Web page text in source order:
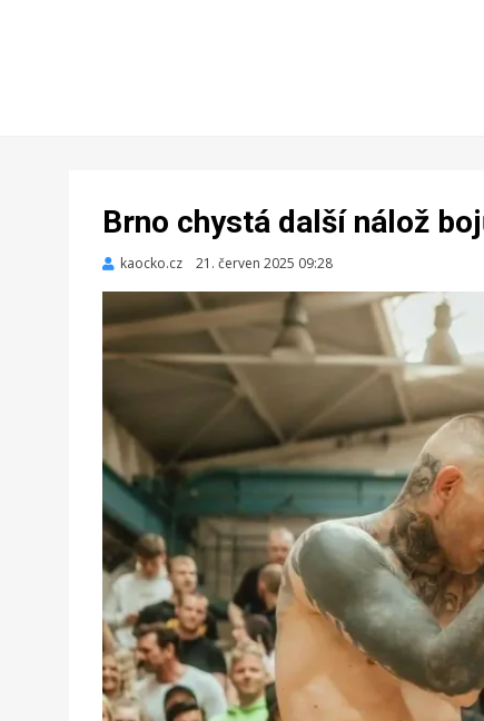
Brno chystá další nálož
kaocko.cz
Zveřejněno
21. červen 2025 09:28